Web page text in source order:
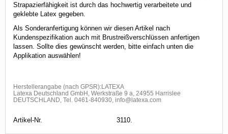
Strapazierfähigkeit ist durch das hochwertig verarbeitete und
geklebte Latex gegeben.
Als Sonderanfertigung können wir diesen Artikel nach
Kundenspezifikation auch mit Brustreißverschlüssen anfertigen
lassen. Sollte dies gewünscht werden, bitte einfach unten die
Applikation auswählen!
Herstellerangabe (nach GPSR):LATEXA
Latexa Deutschland GmbH, Werkstraße 9 a, 24955 Harrislee
DEUTSCHLAND, Tel. 0461-840930, info@latexa.com
Artikel-Nr. 3110.